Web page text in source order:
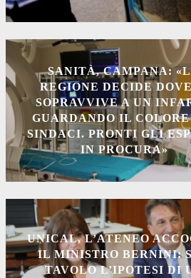
SANITÀ, CAMPANA:
REGIONE DECIDE
SOPRAVVIVE A UN
GUARDANDO IL
SINDACI. PRONTI GLI
IN PROCURA»
UNICAL, L’ATENEO
IL MINISTRO BERNINI:
TAVOLO L’IPOTESI DI